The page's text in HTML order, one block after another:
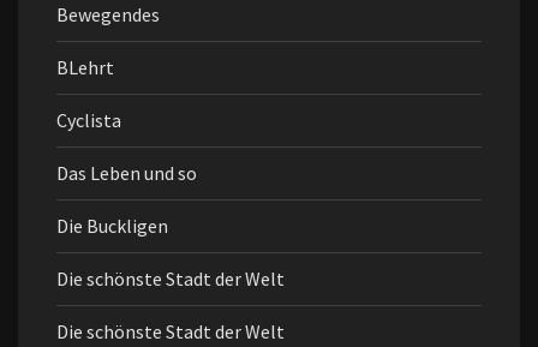
Bewegendes
BLehrt
Cyclista
Das Leben und so
Die Buckligen
Die schönste Stadt der Welt
Die schönste Stadt der Welt